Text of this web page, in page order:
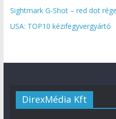
Sightmark G-Shot – red dot
USA: TOP10 kézifegyvergyártó
DirexMédia Kft